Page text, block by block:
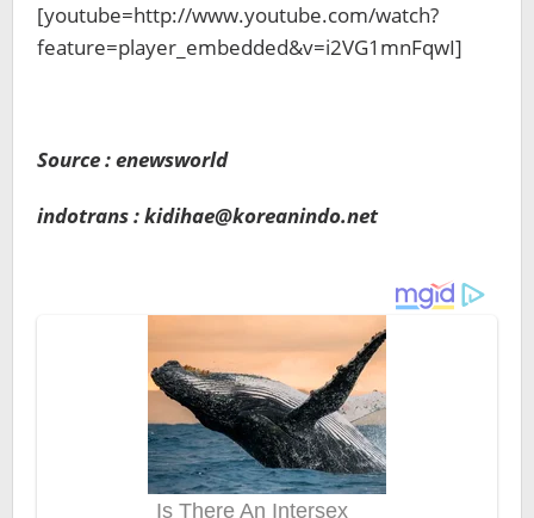
[youtube=http://www.youtube.com/watch?
feature=player_embedded&v=i2VG1mnFqwI]
Source : enewsworld
indotrans : kidihae@koreanindo.net